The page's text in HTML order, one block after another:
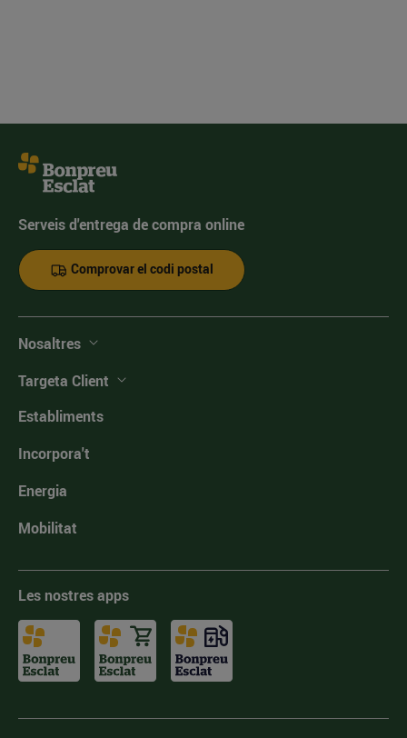
Serveis d'entrega de compra online
Comprovar el codi postal
Nosaltres
Targeta Client
Establiments
Incorpora't
Energia
Mobilitat
Les nostres apps